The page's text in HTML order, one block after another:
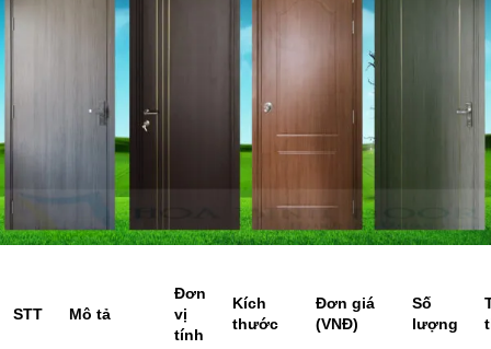
STT Mô tả
Đơn
vị
tính
Kích
thước
Đơn giá
(VNĐ)
Số
lượng